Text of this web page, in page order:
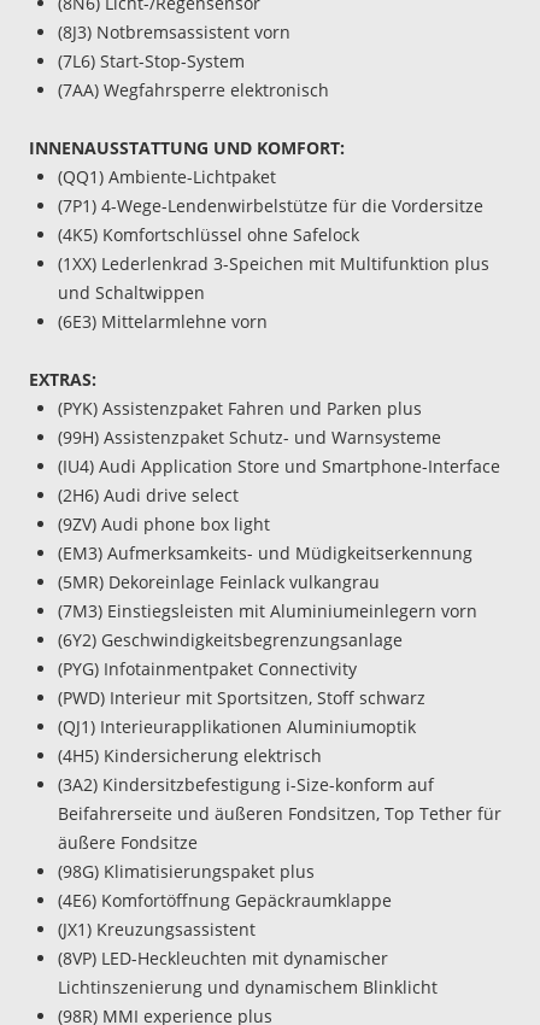
(8J3) Notbremsassistent vorn
(7L6) Start-Stop-System
(7AA) Wegfahrsperre elektronisch
INNENAUSSTATTUNG UND KOMFORT:
(QQ1) Ambiente-Lichtpaket
(7P1) 4-Wege-Lendenwirbelstütze für die Vordersitze
(4K5) Komfortschlüssel ohne Safelock
(1XX) Lederlenkrad 3-Speichen mit Multifunktion plus
und Schaltwippen
(6E3) Mittelarmlehne vorn
EXTRAS:
(PYK) Assistenzpaket Fahren und Parken plus
(99H) Assistenzpaket Schutz- und Warnsysteme
(IU4) Audi Application Store und Smartphone-Interface
(2H6) Audi drive select
(9ZV) Audi phone box light
(EM3) Aufmerksamkeits- und Müdigkeitserkennung
(5MR) Dekoreinlage Feinlack vulkangrau
(7M3) Einstiegsleisten mit Aluminiumeinlegern vorn
(6Y2) Geschwindigkeitsbegrenzungsanlage
(PYG) Infotainmentpaket Connectivity
(PWD) Interieur mit Sportsitzen, Stoff schwarz
(QJ1) Interieurapplikationen Aluminiumoptik
(4H5) Kindersicherung elektrisch
(3A2) Kindersitzbefestigung i-Size-konform auf
Beifahrerseite und äußeren Fondsitzen, Top Tether für
äußere Fondsitze
(98G) Klimatisierungspaket plus
(4E6) Komfortöffnung Gepäckraumklappe
(JX1) Kreuzungsassistent
(8VP) LED-Heckleuchten mit dynamischer
Lichtinszenierung und dynamischem Blinklicht
(98R) MMI experience plus